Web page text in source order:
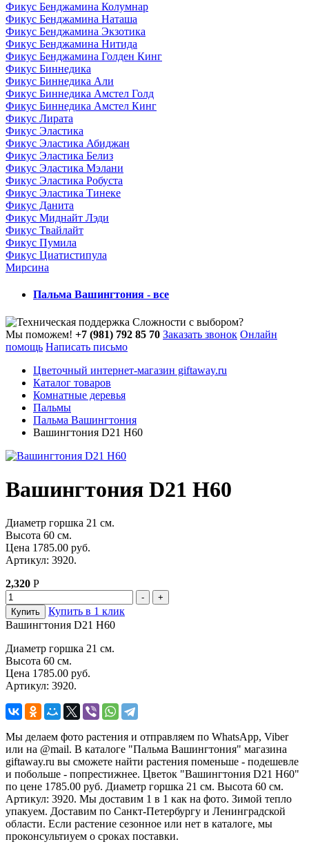
Фикус Бенджамина Колумнар
Фикус Бенджамина Наташа
Фикус Бенджамина Экзотика
Фикус Бенджамина Нитида
Фикус Бенджамина Голден Кинг
Фикус Биннедика
Фикус Биннедика Али
Фикус Биннедика Амстел Голд
Фикус Биннедика Амстел Кинг
Фикус Лирата
Фикус Эластика
Фикус Эластика Абиджан
Фикус Эластика Белиз
Фикус Эластика Мэлани
Фикус Эластика Робуста
Фикус Эластика Тинеке
Фикус Данита
Фикус Миднайт Лэди
Фикус Твайлайт
Фикус Пумила
Фикус Циатистипула
Мирсина
Пальма Вашингтония - все
Сложности с выбором?
Мы поможем! +7 (981) 792 85 70 Заказать звонок Онлайн
помощь Написать письмо
Цветочный интернет-магазин giftaway.ru
Каталог товаров
Комнатные деревья
Пальмы
Пальма Вашингтония
Вашингтония D21 H60
Вашингтония D21 H60
Диаметр горшка 21 см.
Высота 60 см.
Цена 1785.00 руб.
Артикул: 3920.
2,320 Р
Купить
Купить в 1 клик
Вашингтония D21 H60
Диаметр горшка 21 см.
Высота 60 см.
Цена 1785.00 руб.
Артикул: 3920.
Мы делаем фото растения и отправляем по WhatsApp, Viber
или на @mail. В каталоге "Пальма Вашингтония" магазина
giftaway.ru вы сможете найти растения поменьше - подешевле
и побольше - попрестижнее. Цветок "Вашингтония D21 H60"
по цене 1785.00 руб. Диаметр горшка 21 см. Высота 60 см.
Артикул: 3920. Мы доставим 1 в 1 как на фото. Зимой тепло
упакуем. Доставим по Санкт-Петербургу и Ленинградской
области. Если растение сезонное или нет в каталоге, мы
проконсультиуем о сроках поставки.